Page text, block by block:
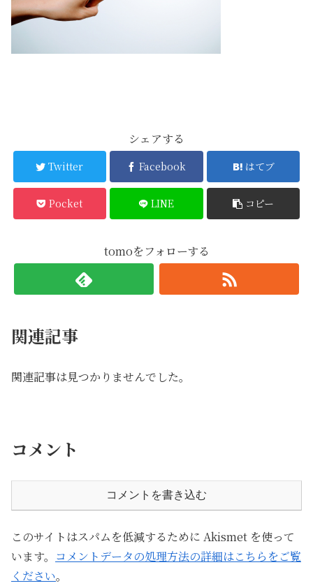
シェアする
Twitter Facebook はてブ
Pocket LINE コピー
tomoをフォローする
関連記事
関連記事は見つかりませんでした。
コメント
コメントを書き込む
このサイトはスパムを低減するために Akismet を使って
います。 コメントデータの処理方法の詳細はこちらをご覧
ください。